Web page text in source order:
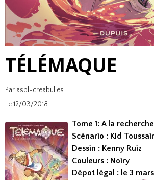
TÉLÉMAQUE
Par asbl-creabulles
Le 12/03/2018
Tome 1: A la
Scénario : Kid
Dessin : Kenny Ruiz
Couleurs : Noiry
Dépot légal : le 3